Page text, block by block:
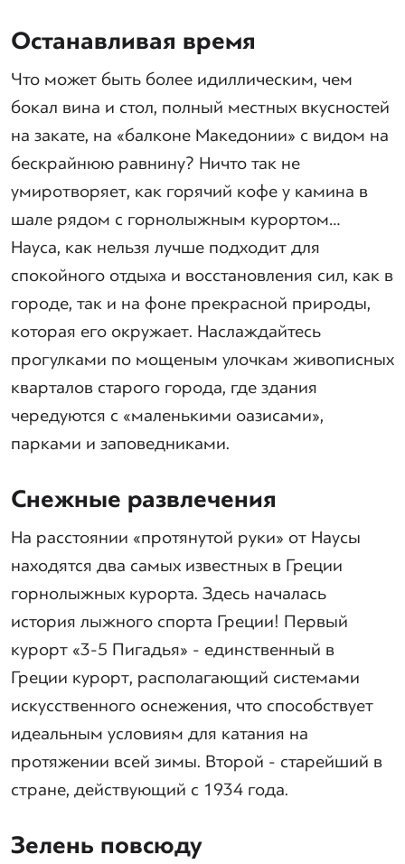
Останавливая время
Что может быть более идиллическим, чем
бокал вина и стол, полный местных вкусностей
на закате, на «балконе Македонии» с видом на
бескрайнюю равнину? Ничто так не
умиротворяет, как горячий кофе у камина в
шале рядом с горнолыжным курортом…
Науса, как нельзя лучше подходит для
спокойного отдыха и восстановления сил, как в
городе, так и на фоне прекрасной природы,
которая его окружает. Наслаждайтесь
прогулками по мощеным улочкам живописных
кварталов старого города, где здания
чередуются с «маленькими оазисами»,
парками и заповедниками.
Снежные развлечения
На расстоянии «протянутой руки» от Наусы
находятся два самых известных в Греции
горнолыжных курорта. Здесь началась
история лыжного спорта Греции! Первый
курорт «3-5 Пигадья» - единственный в
Греции курорт, располагающий системами
искусственного оснежения, что способствует
идеальным условиям для катания на
протяжении всей зимы. Второй - старейший в
стране, действующий с 1934 года.
Зелень повсюду